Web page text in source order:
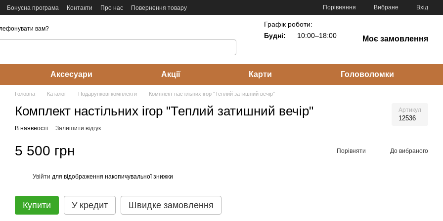
Бонусна програма Контакти Про нас
Повернення товару
Порівняння Вибране Вхід
вам?
Графік роботи:
Будні:
10:00–18:00 Моє замовлення
Аксесуари Акції Карти Головоломки
Головна Каталог Подарункові комплекти Комплект настільних ігор "Теплий затишний вечір"
Комплект настільних ігор "Теплий затишний вечір" Артикул
12536
В наявності Залишити відгук
5 500 грн Порівняти До вибраного
Увійти для відображення накопичувальної знижки
Купити У кредит Швидке замовлення